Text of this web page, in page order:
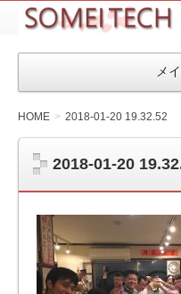
SOMEITEC
メ
HOME 2018-01-20 19.32.52
2018-01-20